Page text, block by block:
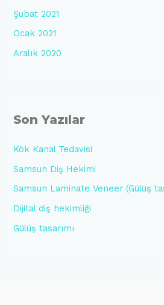
Şubat 2021
Ocak 2021
Aralık 2020
Son Yazılar
Kök Kanal Tedavisi
Samsun Diş Hekimi
Samsun Laminate Veneer (Gülüş
Dijital diş hekimliği
Gülüş tasarımı